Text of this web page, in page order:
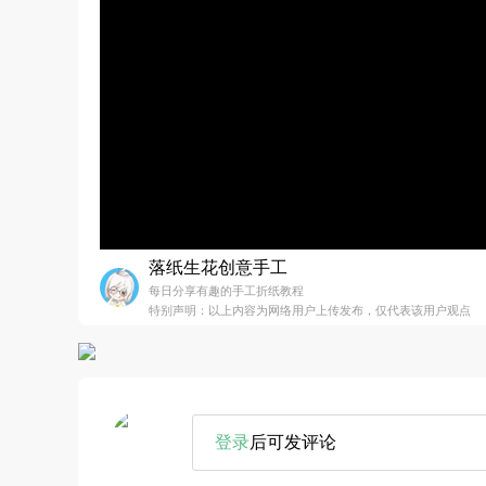
落纸生花创意手工
每日分享有趣的手工折纸教程
特别声明：以上内容为网络用户上传发布，仅代表该用户观点
登录后可发评论